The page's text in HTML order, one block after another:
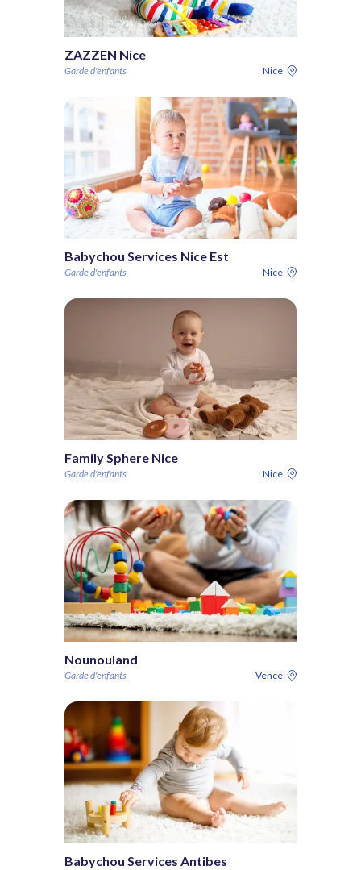
ZAZZEN Nice
Garde d'enfants Nice
Babychou Services Nice Est
Garde d'enfants Nice
Family Sphere Nice
Garde d'enfants Nice
Nounouland
Garde d'enfants Vence
Babychou Services Antibes